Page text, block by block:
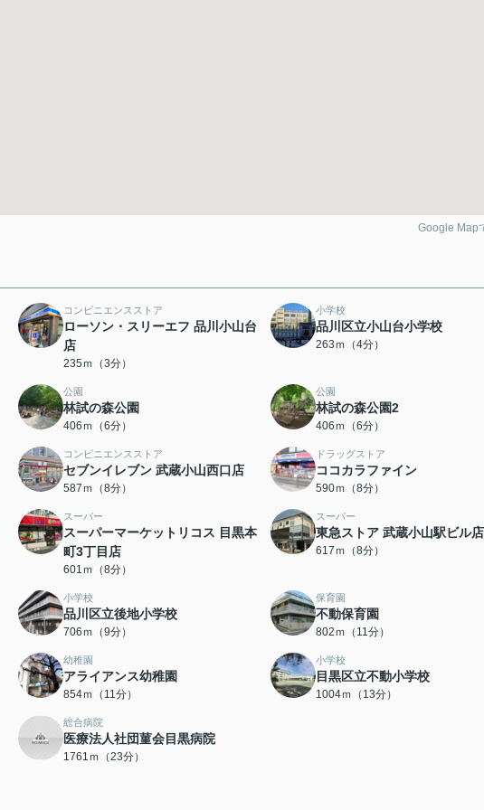
Google Map
コンビニエンスストア
ローソン・スリーエフ 品川小山台
店
235ｍ（3分）
小学校
品川区立小山台小学校
263ｍ（4分）
公園
林試の森公園
406ｍ（6分）
公園
林試の森公園2
406ｍ（6分）
コンビニエンスストア
セブンイレブン 武蔵小山西口店
587ｍ（8分）
ドラッグストア
ココカラファイン
590ｍ（8分）
スーパー
スーパーマーケットリコス 目黒本
町3丁目店
601ｍ（8分）
スーパー
東急ストア 武蔵小山駅ビル店
617ｍ（8分）
小学校
品川区立後地小学校
706ｍ（9分）
保育園
不動保育園
802ｍ（11分）
幼稚園
アライアンス幼稚園
854ｍ（11分）
小学校
目黒区立不動小学校
1004ｍ（13分）
総合病院
医療法人社団菫会目黒病院
1761ｍ（23分）